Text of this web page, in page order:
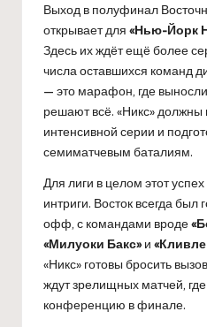
Выход в полуфинал
открывает для «Нью-Йорк
Здесь их ждёт ещё более
числа оставшихся команд
— это марафон, где
решают всё. «Никс» должны
интенсивной серии и
семиматчевым баталиям.
Для лиги в целом этот
интриги. Восток всегда был
офф, с командами вроде
«Милуоки Бакс»и
«Никс» готовы бросить
ждут зрелищных матчей,
конференцию в финале.